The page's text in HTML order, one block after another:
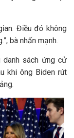
Điều đó không
bà nhấn mạnh.
sách ứng cử
khi ông Biden rút